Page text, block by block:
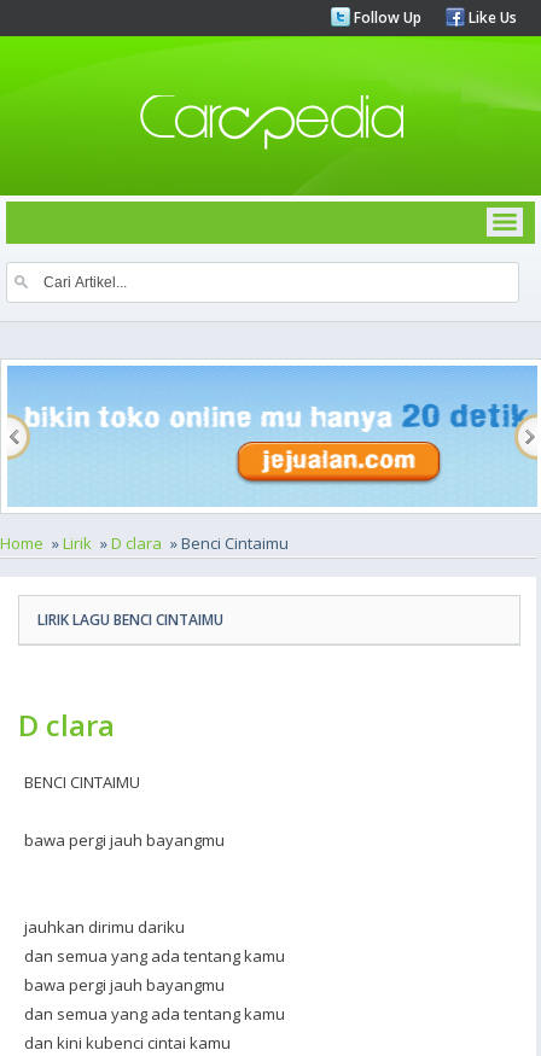
Follow Up Like Us
Home »Lirik »D clara » Benci Cintaimu
LIRIK LAGU BENCI CINTAIMU
D clara
BENCI CINTAIMU
bawa pergi jauh bayangmu
jauhkan dirimu dariku
dan semua yang ada tentang kamu
bawa pergi jauh bayangmu
dan semua yang ada tentang kamu
dan kini kubenci cintai kamu